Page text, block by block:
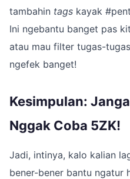
tambahin tags kayak
Ini ngebantu banget pas
atau mau filter tugas-
ngefek banget!
Kesimpulan:
Nggak Coba 5ZK!
Jadi, intinya, kalo kalian
bener-bener bantu ngatur